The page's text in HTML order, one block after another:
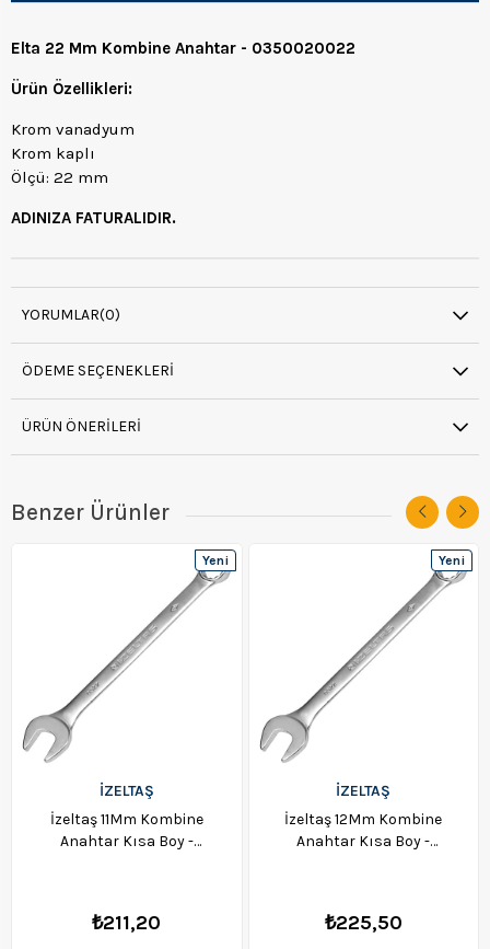
Elta 22 Mm Kombine Anahtar - 0350020022
Ürün Özellikleri:
Krom vanadyum
Krom kaplı
Ölçü: 22 mm
ADINIZA FATURALIDIR.
YORUMLAR(0)
ÖDEME SEÇENEKLERI
ÜRÜN ÖNERILERI
Benzer Ürünler
İZELTAŞ
İzeltaş 11Mm Kombine
Anahtar Kısa Boy -
₺211,20
Yeni
Ürün
İZELTAŞ
İzeltaş 12Mm Kombine
Anahtar Kısa Boy -
₺225,50
Yeni
Ürün